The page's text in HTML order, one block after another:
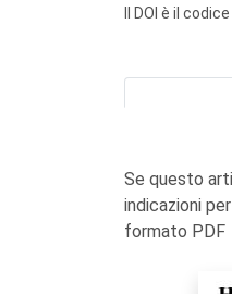
Il DOI è il
Se questo
indicazioni
formato PDF